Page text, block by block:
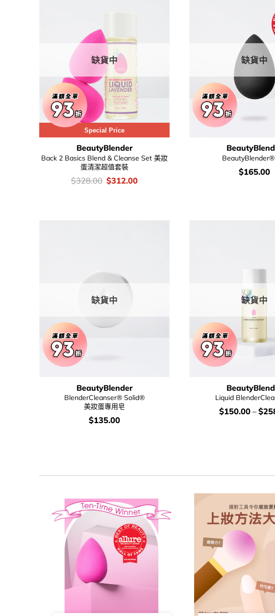
Special Price
缺貨中
BeautyBlender
Back 2 Basics Blend & Cleanse Set 美妝
蛋清潔超值套裝
價
錢：
$328.00 Original
price
$312.00Current
缺貨中
價
錢：
$165.00
缺貨中
BeautyBlender
BlenderCleanser® Solid®
美妝蛋專用皂
價
錢：
$135.00
缺貨中
Liquid
價
錢：
$150.00–$